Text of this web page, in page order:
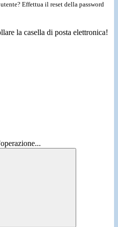
Effettua il reset della password
la casella di posta elettronica!